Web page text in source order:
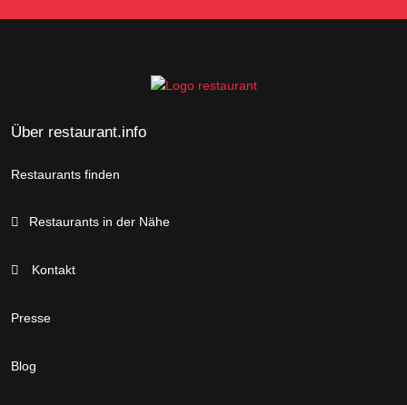
Über restaurant.info
Restaurants finden
Restaurants in der Nähe
Kontakt
Presse
Blog